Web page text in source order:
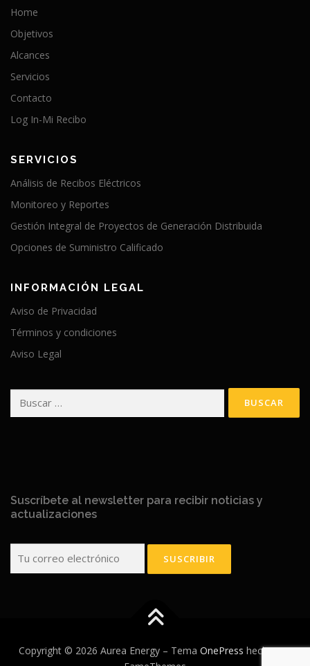
Home
Objetivos
Alcances
Servicios
Contacto
Log In-Mi Recibo
SERVICIOS
Análisis de Recibos Eléctricos
Monitoreo y Reportes
Gestión Integral de Proyectos de Generación Distribuida
Opciones de Suministro Calificado
INFORMACIÓN LEGAL
Aviso de Privacidad
Términos y condiciones
Aviso Legal
Suscríbete al newsletter para recibir noticias y
actualizaciones
Copyright © 2026 Aurea Energy – Tema OnePress hecho por